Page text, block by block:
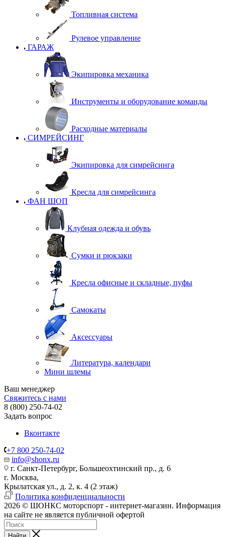
Топливная система
Рулевое управление
ГАРАЖ
Экипировка механика
Инструменты и оборудование команды
Расходные материалы
СИМРЕЙСИНГ
Экипировка для симрейсинга
Кресла для симрейсинга
ФАН ШОП
Клубная одежда и обувь
Сумки и рюкзаки
Кресла офисные и складные, пуфы
Самокаты
Аксессуары
Литература, календари
Мини шлемы
Ваш менеджер
Свяжитесь с нами
8 (800) 250-74-02
Задать вопрос
Вконтакте
+7 800 250-74-02
info@shonx.ru
г. Санкт-Петербург, Большеохтинский пр., д. 6
г. Москва,
Крылатская ул., д. 2, к. 4 (2 этаж)
Политика конфиденциальности
2026 © ШОНКС моторспорт - интернет-магазин. Информация
на сайте не является публичной офертой